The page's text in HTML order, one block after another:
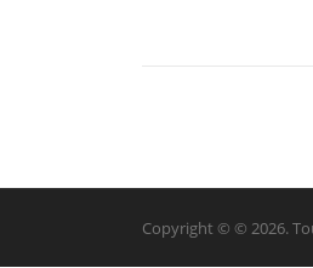
Copyright © © 2026.
Screenr